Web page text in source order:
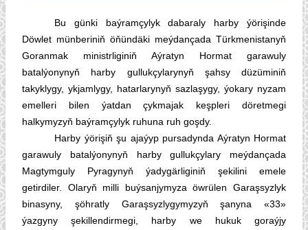
Bu günki baýramçylyk dabaraly harby ýörişinde
Döwlet münberiniň öňündäki meýdançada Türkmenistanyň
Goranmak ministrliginiň Aýratyn Hormat garawuly
batalýonynyň harby gullukçylarynyň şahsy düzüminiň
takyklygy, ykjamlygy, hatarlarynyň sazlaşygy, ýokary nyzam
emelleri bilen ýatdan çykmajak keşpleri döretmegi
halkymyzyň baýramçylyk ruhuna ruh goşdy.
Harby ýörişiň şu ajaýyp pursadynda Aýratyn Hormat
garawuly batalýonynyň harby gullukçylary meýdançada
Magtymguly Pyragynyň ýadygärliginiň şekilini emele
getirdiler. Olaryň milli buýsanjymyza öwrülen Garaşsyzlyk
binasyny, şöhratly Garaşsyzlygymyzyň şanyna «33»
ýazgyny şekillendirmegi, harby we hukuk goraýjy